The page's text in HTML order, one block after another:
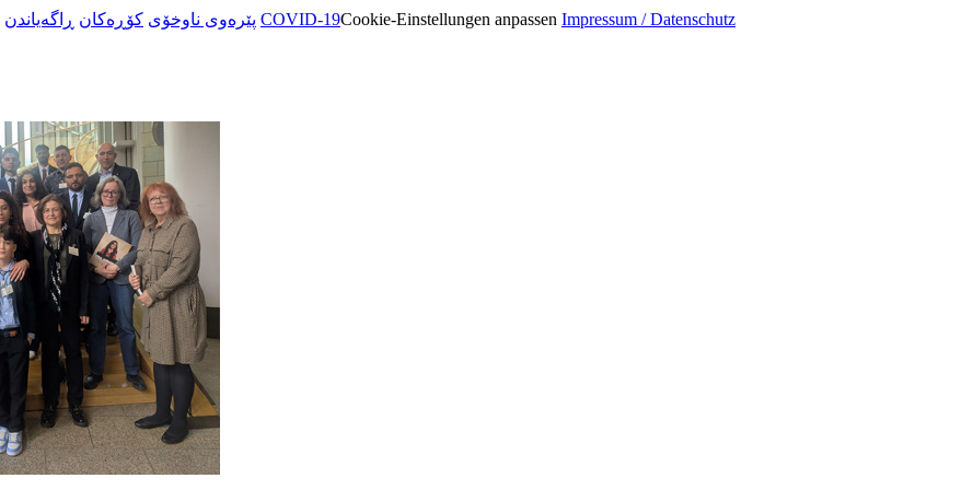
پێرەوی ناوخۆی کۆڕەکان ڕاگەیاندن COVID-19Cookie-Einstellungen anpassen Impressum / Datenschutz